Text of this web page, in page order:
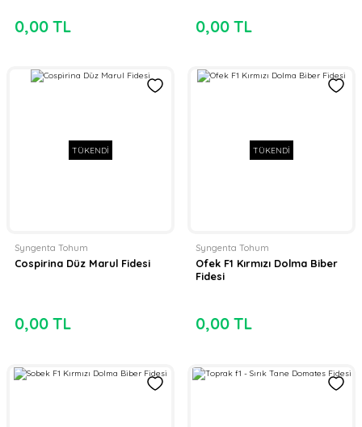
0,00 TL 0,00 TL
TÜKENDİ
Syngenta Tohum
Cospirina Düz Marul Fidesi
0,00 TL
TÜKENDİ
Syngenta Tohum
Ofek F1 Kırmızı Dolma Biber
Fidesi
0,00 TL